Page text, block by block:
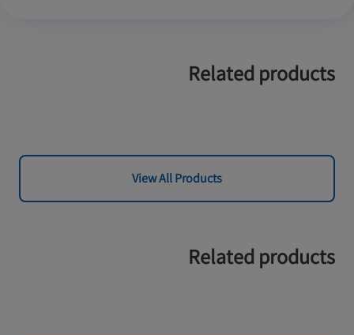
Related products
View All Products
Related products